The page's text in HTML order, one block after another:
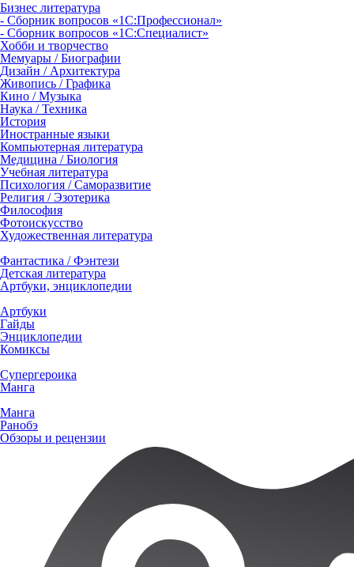
Бизнес литература
- Сборник вопросов «1С:Профессионал»
- Сборник вопросов «1С:Специалист»
Хобби и творчество
Мемуары / Биографии
Дизайн / Архитектура
Живопись / Графика
Кино / Музыка
Наука / Техника
История
Иностранные языки
Компьютерная литература
Медицина / Биология
Учебная литература
Психология / Саморазвитие
Религия / Эзотерика
Философия
Фотоискусство
Художественная литература
Фантастика / Фэнтези
Детская литература
Артбуки, энциклопедии
Артбуки
Гайды
Энциклопедии
Комиксы
Супергероика
Манга
Манга
Ранобэ
Обзоры и рецензии